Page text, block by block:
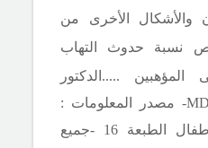
والأشكال الأخرى من
نسبة حدوث التهاب
المؤهبين ..
...الدكتور
- مصدر المعلومات :
كتاب نلسون طب الأطفال الطبعة 16 -جميع